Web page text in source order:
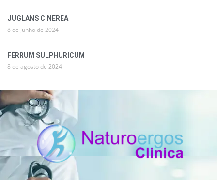
JUGLANS CINEREA
8 de junho de 2024
FERRUM SULPHURICUM
8 de agosto de 2024